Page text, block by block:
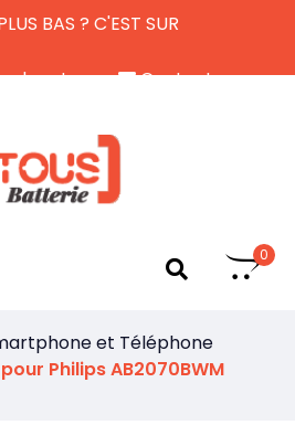
BAS ? C'EST SUR
de retour
Contactez-nous
0
et Téléphone
Philips AB2070BWM